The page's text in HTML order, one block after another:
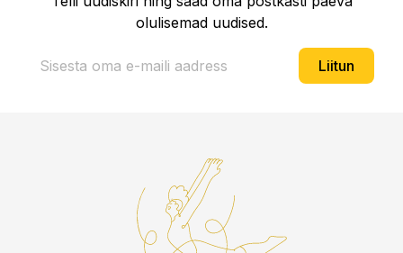
olulisemad uudised.
Liitun